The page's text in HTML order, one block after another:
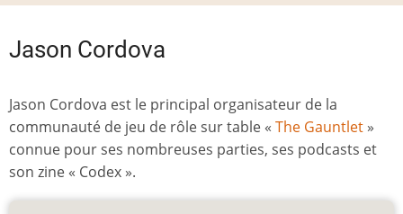
Jason Cordova
Jason Cordova est le principal organisateur de la
communauté de jeu de rôle sur table « The Gauntlet »
connue pour ses nombreuses parties, ses podcasts et
son zine « Codex ».